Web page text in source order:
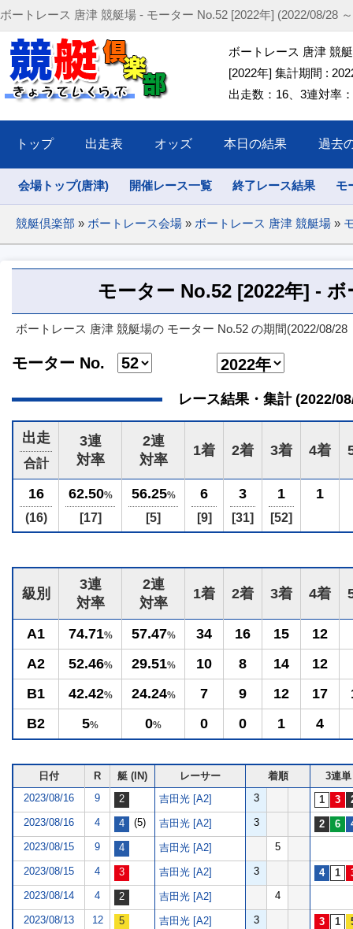
ボートレース 唐津 競艇場 - モーター No.52 [2022年] (2022/08/28
ボートレース 唐津 競
[2022年] 集計期間 :
出走数：16、3連対率
トップ 出走表 オッズ 本日の結果 過去
会場トップ(唐津) 開催レース一覧 終了レース結果 モ
競艇倶楽部 » ボートレース会場 » ボートレース 唐津 競艇場 »
モーター No.52 [2022年] -
ボートレース 唐津 競艇場の モーター No.52 の期間(2022/08/
モーター No.
レース結果・集計 (2022/
出走
合計
3連
対率
2連
対率
1着 2着 3着 4着
16
(16)
62.50%
[17]
56.25%
[5]
6
[9]
3
[31]
1
[52]
1
級別
3連
対率
2連
対率
1着 2着 3着 4着
A1 74.71% 57.47% 34 16 15
12
A2
52.46% 29.51% 10 8 14
12
B1
42.42% 24.24% 7 9 12 17
B2
5% 0% 0 0 1 4
日付 R 艇 (IN) レーサー 着順
3連単
2023/08/16
9 吉田光 [A2] 3
2023/08/16 4 (5) 吉田光 [A2] 3
2023/08/15 9 吉田光 [A2] 5
2023/08/15 4 吉田光 [A2] 3
2023/08/14 4 吉田光 [A2] 4
2023/08/13 12 吉田光 [A2] 3